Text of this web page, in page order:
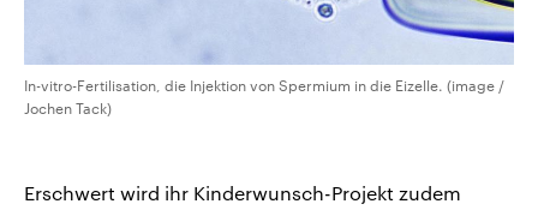
In-vitro-Fertilisation, die Injektion von Spermium in die Eizelle. (image /
Jochen Tack)
Erschwert wird ihr Kinderwunsch-Projekt zudem